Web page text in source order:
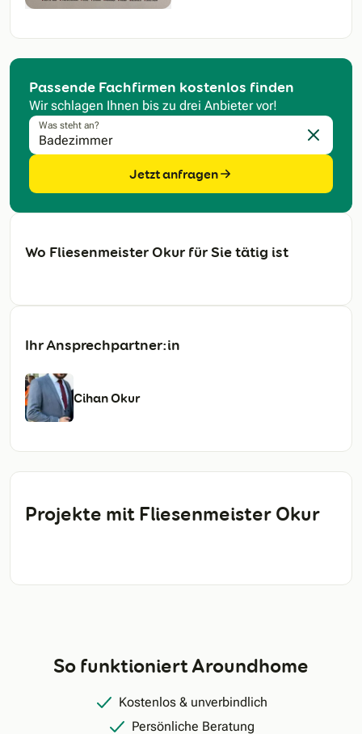
Projekte mit Fliesenmeister Okur
Passende Fachfirmen kostenlos finden
Wir schlagen Ihnen bis zu drei Anbieter vor!
Was steht an?
Eingabe
Jetzt anfragen
Wo Fliesenmeister Okur für Sie tätig ist
Ihr Ansprechpartner:in
Cihan Okur
So funktioniert Aroundhome
Kostenlos & unverbindlich
Persönliche Beratung